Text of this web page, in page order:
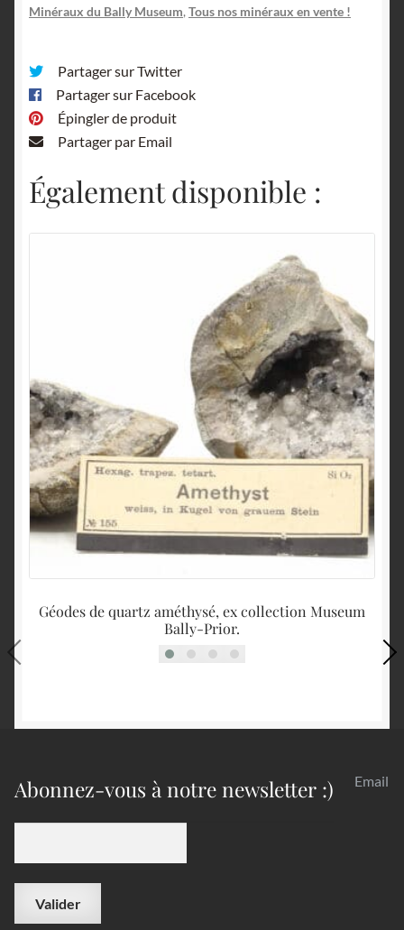
Schönenwerd
Minéraux du Bally Museum, Tous nos minéraux en vente !
Partager sur Twitter
Partager sur Facebook
Épingler de produit
Partager par Email
Également disponible :
Géodes de quartz améthysé, ex collection Museum
Bally-Prior.
Abonnez-vous à notre newsletter :) Email